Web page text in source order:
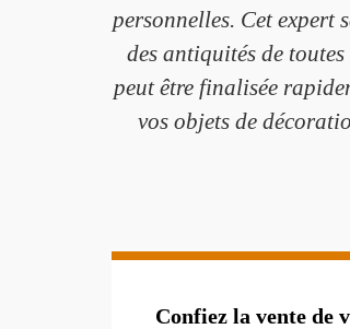
personnelles. Cet expert
des antiquités de
peut être finalisée
vos objets de
Confiez la vente de